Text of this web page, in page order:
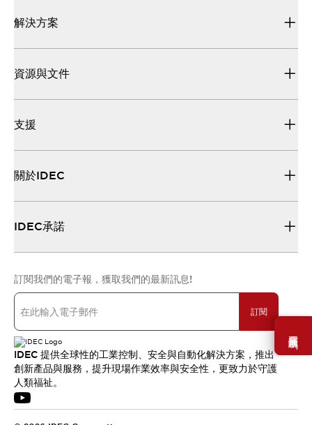
需要幫助嗎？
解決方案
資源與文件
支援
關於IDEC
IDEC承諾
訂閱我們的電子報，獲取我們的最新訊息!
訂閱
IDEC 提供全球性的工業控制、安全與自動化解決方案，推出
創新產品與服務，提升現場作業效率與安全性，更致力於守護
人類福祉。